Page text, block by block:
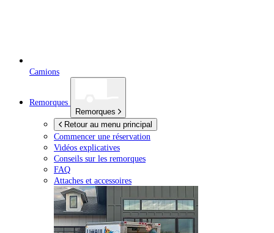
Camions
Remorques
Remorques
Retour au menu principal
Commencer une réservation
Vidéos explicatives
Conseils sur les remorques
FAQ
Attaches et accessoires